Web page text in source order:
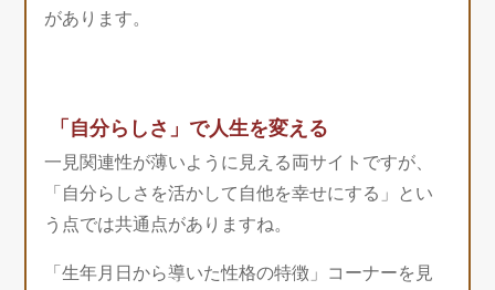
があります。
「自分らしさ」で人生を変える
一見関連性が薄いように見える両サイトですが、
「自分らしさを活かして自他を幸せにする」とい
う点では共通点がありますね。
「生年月日から導いた性格の特徴」コーナーを見